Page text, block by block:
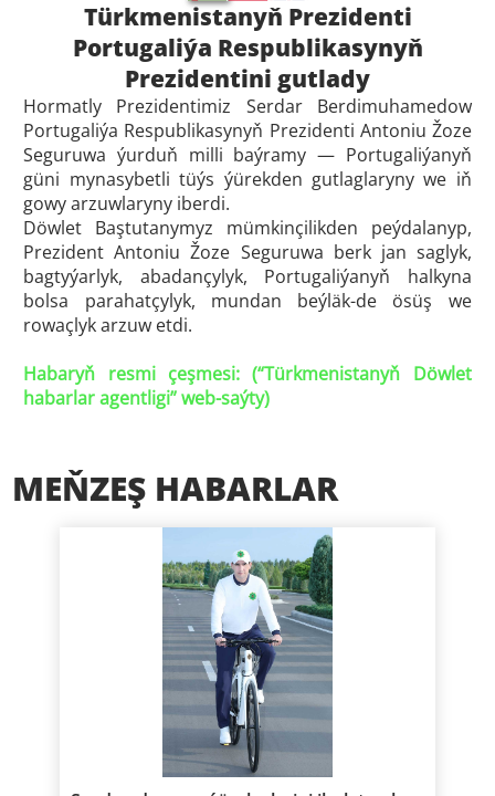
Türkmenistanyň Prezidenti
Portugaliýa Respublikasynyň
Prezidentini gutlady
Hormatly Prezidentimiz Serdar Berdimuhamedow
Portugaliýa Respublikasynyň Prezidenti Antoniu Žoze
Seguruwa ýurduň milli baýramy — Portugaliýanyň
güni mynasybetli tüýs ýürekden gutlaglaryny we iň
gowy arzuwlaryny iberdi.
Döwlet Baştutanymyz mümkinçilikden peýdalanyp,
Prezident Antoniu Žoze Seguruwa berk jan saglyk,
bagtyýarlyk, abadançylyk, Portugaliýanyň halkyna
bolsa parahatçylyk, mundan beýläk-de ösüş we
rowaçlyk arzuw etdi.
Habaryň resmi çeşmesi: (“Türkmenistanyň Döwlet
habarlar agentligi” web-saýty)
MEŇZEŞ HABARLAR